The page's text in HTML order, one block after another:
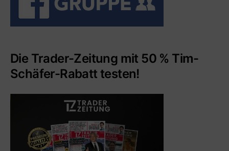
Die Trader-Zeitung mit 50 % Tim-
Schäfer-Rabatt testen!